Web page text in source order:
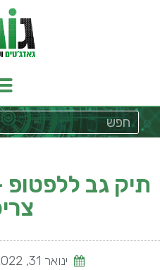
תיק גב
ינואר 31, 2022